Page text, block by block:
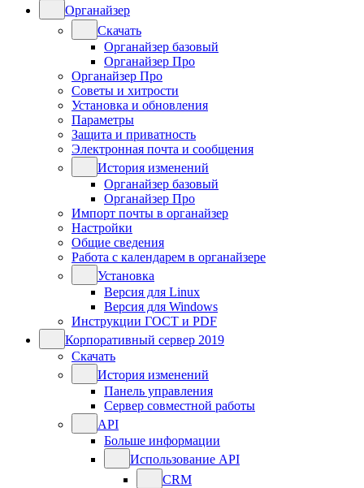
Органайзер
Скачать
Органайзер базовый
Органайзер Про
Органайзер Про
Советы и хитрости
Установка и обновления
Параметры
Защита и приватность
Электронная почта и сообщения
История изменений
Органайзер базовый
Органайзер Про
Импорт почты в органайзер
Настройки
Общие сведения
Работа с календарем в органайзере
Установка
Версия для Linux
Версия для Windows
Инструкции ГОСТ и PDF
Корпоративный сервер 2019
Скачать
История изменений
Панель управления
Сервер совместной работы
API
Больше информации
Использование API
CRM